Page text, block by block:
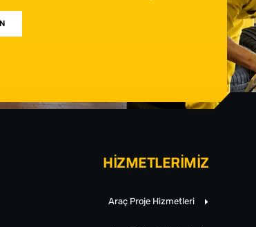
HİZMETLERİMİZ
Araç Proje Hizmetleri